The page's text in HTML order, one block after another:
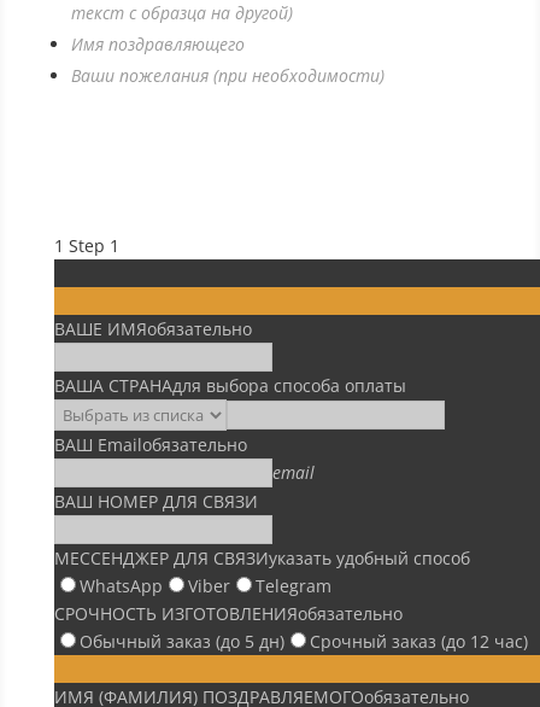
текст с образца на другой)
Имя поздравляющего
Ваши пожелания (при необходимости)
1 Step 1
ВАШЕ ИМЯобязательно
ВАША СТРАНАдля выбора способа оплаты
ВАШ Emailобязательно
email
ВАШ НОМЕР ДЛЯ СВЯЗИ
МЕССЕНДЖЕР ДЛЯ СВЯЗИуказать удобный способ
WhatsApp
Viber
Telegram
СРОЧНОСТЬ ИЗГОТОВЛЕНИЯобязательно
Обычный заказ (до 5 дн)
Срочный заказ (до 12 час)
ИМЯ (ФАМИЛИЯ) ПОЗДРАВЛЯЕМОГОобязательно